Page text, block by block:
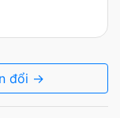
đổi →